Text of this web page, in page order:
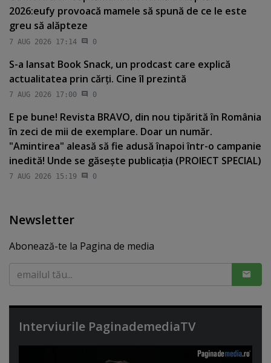
2026:eufy provoacă mamele să spună de ce le este
greu să alăpteze
7 AUG 2026 17:14 0
S-a lansat Book Snack, un prodcast care explică
actualitatea prin cărţi. Cine îl prezintă
7 AUG 2026 17:00 0
E pe bune! Revista BRAVO, din nou tipărită în România
în zeci de mii de exemplare. Doar un număr.
"Amintirea" aleasă să fie adusă înapoi într-o campanie
inedită! Unde se găseşte publicaţia (PROIECT SPECIAL)
7 AUG 2026 15:19 0
Newsletter
Abonează-te la Pagina de media
Interviurile PaginademediaTV